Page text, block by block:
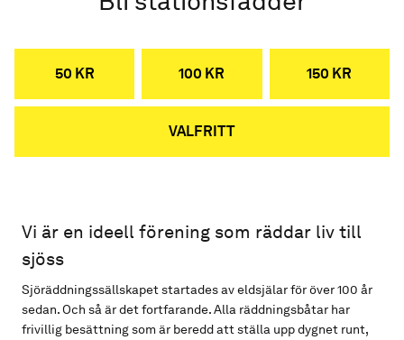
50 KR 100 KR 150 KR
VALFRITT
Vi är en ideell förening som räddar liv till
sjöss
Sjöräddningssällskapet startades av eldsjälar för över 100 år
sedan. Och så är det fortfarande. Alla räddningsbåtar har
frivillig besättning som är beredd att ställa upp dygnet runt,